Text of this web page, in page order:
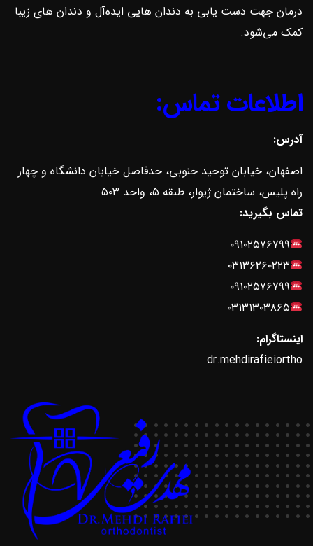
درمان جهت دست یابی به دندان هایی ایده‌آل و دندان های زیبا
کمک می‌شود.
اطلاعات تماس:
آدرس:
اصفهان، خیابان توحید جنوبی، حدفاصل خیابان دانشگاه و چهار
راه پلیس، ساختمان ژیوار، طبقه ۵، واحد ۵۰۳
تماس بگیرید:
۰۹۱۰۲۵۷۶۷۹۹
۰۳۱۳۶۲۶۰۲۲۳
۰۹۱۰۲۵۷۶۷۹۹
۰۳۱۳۱۳۰۳۸۶۵
اینستاگرام:
dr.mehdirafieiortho